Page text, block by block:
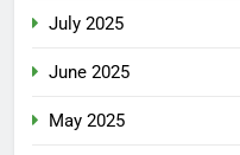
July 2025
June 2025
May 2025